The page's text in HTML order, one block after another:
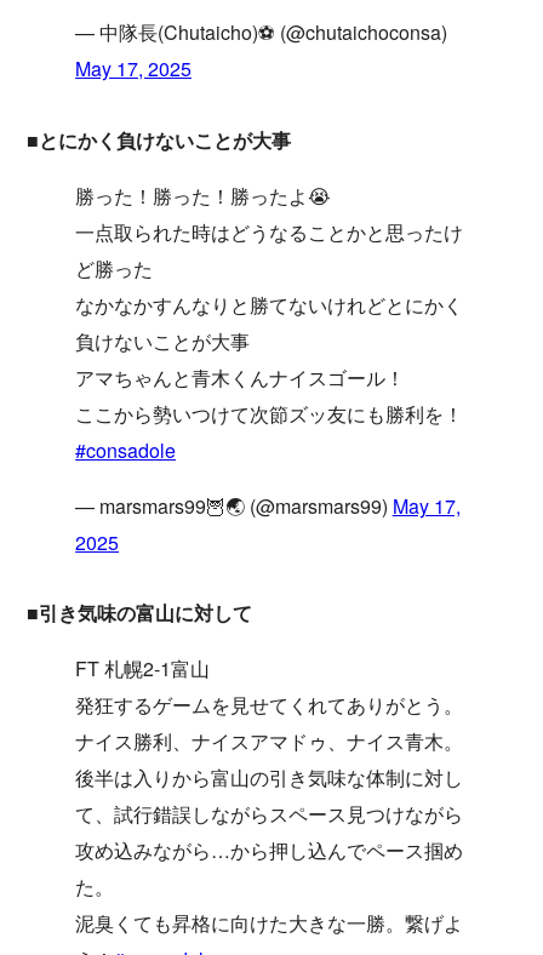
— 中隊長(Chutaicho)⚽️ (@chutaichoconsa)
May 17, 2025
■とにかく負けないことが大事
勝った！勝った！勝ったよ😭
一点取られた時はどうなることかと思ったけ
ど勝った
なかなかすんなりと勝てないけれどとにかく
負けないことが大事
アマちゃんと青木くんナイスゴール！
ここから勢いつけて次節ズッ友にも勝利を！
#consadole
— marsmars99🦉🌏 (@marsmars99) May 17,
2025
■引き気味の富山に対して
FT 札幌2-1富山
発狂するゲームを見せてくれてありがとう。
ナイス勝利、ナイスアマドゥ、ナイス青木。
後半は入りから富山の引き気味な体制に対し
て、試行錯誤しながらスペース見つけながら
攻め込みながら…から押し込んでペース掴め
た。
泥臭くても昇格に向けた大きな一勝。繋げよ